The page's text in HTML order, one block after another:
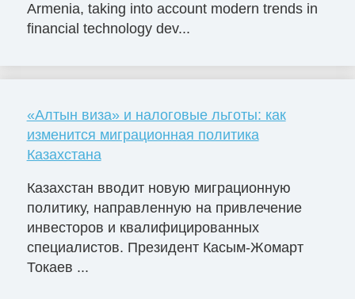
Armenia, taking into account modern trends in
financial technology dev...
«Алтын виза» и налоговые льготы: как
изменится миграционная политика
Казахстана
Казахстан вводит новую миграционную
политику, направленную на привлечение
инвесторов и квалифицированных
специалистов. Президент Касым-Жомарт
Токаев ...